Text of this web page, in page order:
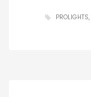
PROLIGHTS